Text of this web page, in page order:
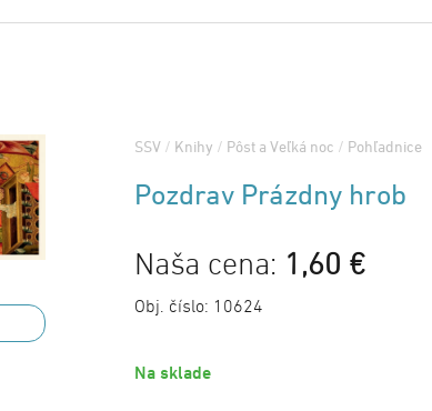
SSV / Knihy / Pôst a Veľká noc / Pohľadnice
Pozdrav Prázdny hrob
Naša cena: 1,60 €
Obj. číslo: 10624
Na sklade